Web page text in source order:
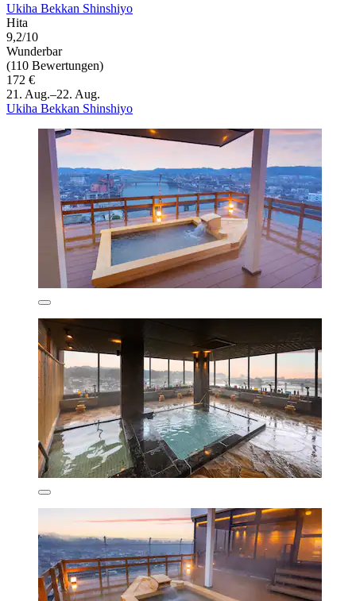
Ukiha Bekkan Shinshiyo
Hita
9,2/10
Wunderbar
(110 Bewertungen)
172 €
21. Aug.–22. Aug.
Ukiha Bekkan Shinshiyo